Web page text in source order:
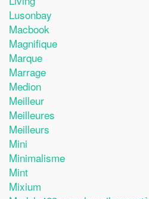
Lusonbay
Macbook
Magnifique
Marque
Marrage
Medion
Meilleur
Meilleures
Meilleurs
Mini
Minimalisme
Mint
Mixium